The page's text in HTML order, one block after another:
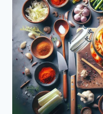
TUO
DNA